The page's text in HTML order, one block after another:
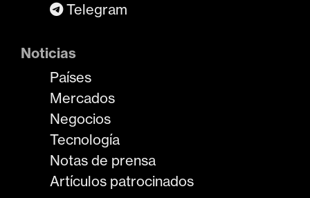
Telegram
Noticias
Países
Mercados
Negocios
Tecnología
Notas de prensa
Artículos patrocinados